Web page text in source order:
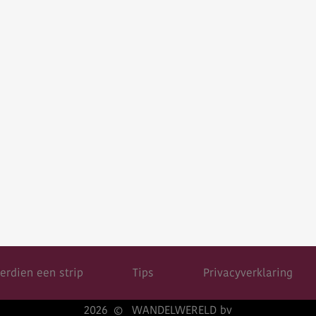
een strip Tips Privacyverklaring
2026 © WANDELWERELD bv